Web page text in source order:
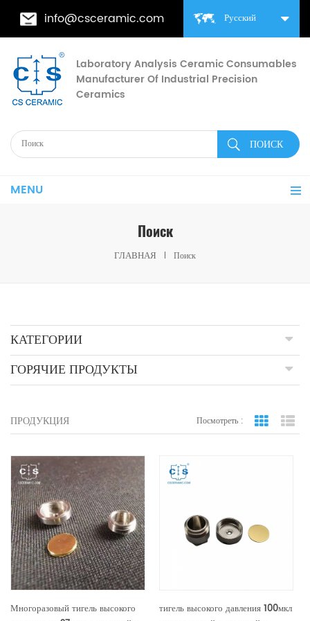
Русский
info@csceramic.com
Laboratory Analysis Ceramic Consumables
Manufacturer Of Industrial Precision
Ceramics
MENU
Поиск
ГЛАВНАЯ Поиск
КАТЕГОРИИ
ГОРЯЧИЕ ПРОДУКТЫ
ПРОДУКЦИЯ Посмотреть : вид сетки
Многоразовый тигель высокого
тигель высокого давления 100мкл